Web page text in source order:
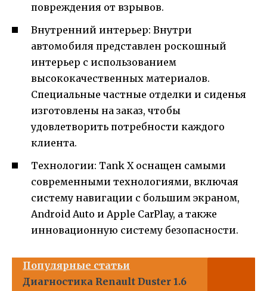
повреждения от взрывов.
Внутренний интерьер: Внутри
автомобиля представлен роскошный
интерьер с использованием
высококачественных материалов.
Специальные частные отделки и сиденья
изготовлены на заказ, чтобы
удовлетворить потребности каждого
клиента.
Технологии: Tank X оснащен самыми
современными технологиями, включая
систему навигации с большим экраном,
Android Auto и Apple CarPlay, а также
инновационную систему безопасности.
Популярные статьи
Диагностика Renault Duster 1.6